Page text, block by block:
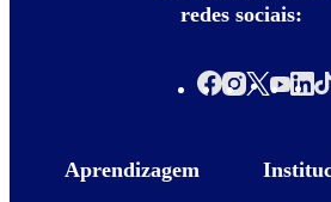
redes sociais:
Aprendizagem